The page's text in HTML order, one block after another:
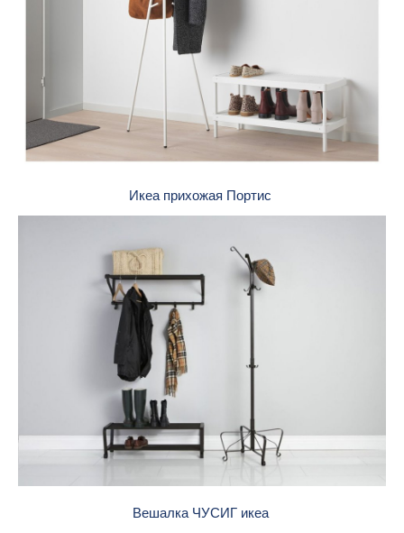
Икеа прихожая Портис
Вешалка ЧУСИГ икеа